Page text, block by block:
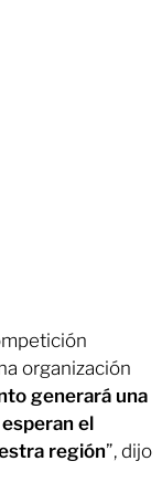
organización
generará una
el
región”, dijo